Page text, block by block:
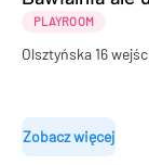
PLAYROOM
Olsztyńska 16
Zobacz więcej